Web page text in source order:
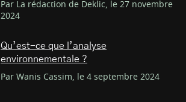
Par La rédaction de Deklic, le 27 novembre
2024
Qu’est-ce que l’analyse
environnementale ?
Par Wanis Cassim, le 4 septembre 2024